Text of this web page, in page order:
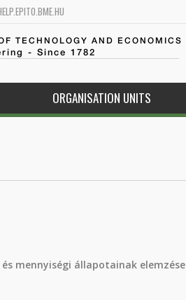
TECHNOLOGY AND ECONOMICS
- Since 1782
ORGANISATION UNITS
mennyiségi állapotainak elemzése